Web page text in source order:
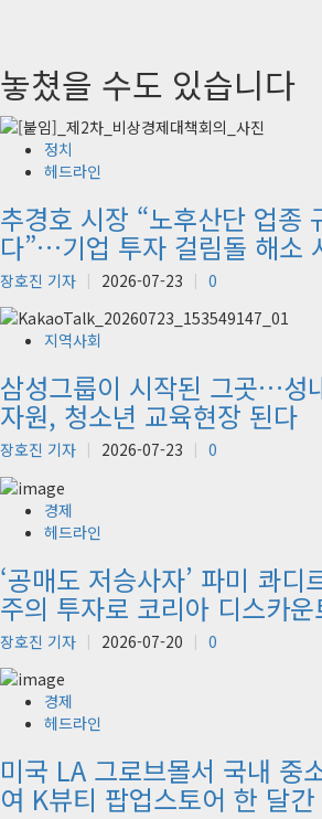
놓쳤을 수도 있습니다
정치
헤드라인
추경호 시장 “노후산단 업종
다”…기업 투자 걸림돌 해소
장호진 기자 2026-07-23 0
지역사회
삼성그룹이 시작된 그곳…성
자원, 청소년 교육현장 된다
장호진 기자 2026-07-23 0
경제
헤드라인
‘공매도 저승사자’ 파미 콰
주의 투자로 코리아 디스카
장호진 기자 2026-07-20 0
경제
헤드라인
미국 LA 그로브몰서 국내 중
여 K뷰티 팝업스토어 한 달간